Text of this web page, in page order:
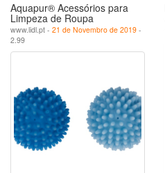
Aquapur® Acessórios para
Limpeza de Roupa
www.lidl.pt - 21 de Novembro de 2019 -
2.99